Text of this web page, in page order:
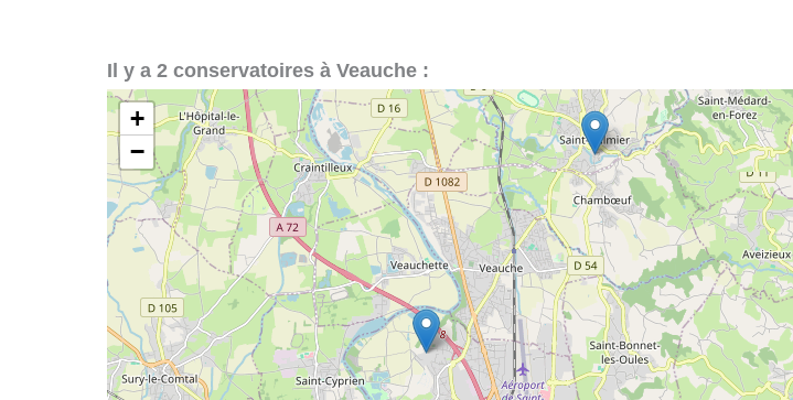
Il y a 2 conservatoires à Veauche :
+
−